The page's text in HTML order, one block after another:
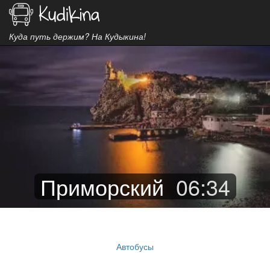
Куда путь держим? На Кудыкина!
Приморский 06:34
Автобусы